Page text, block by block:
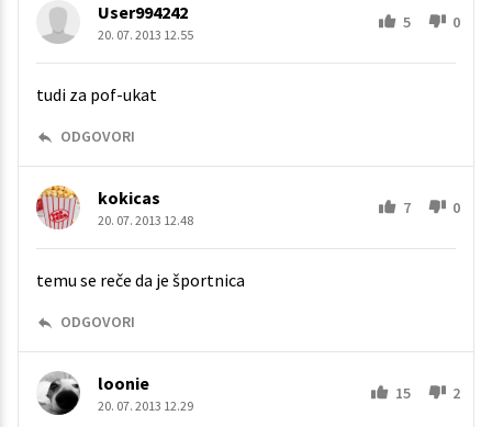
User994242
20. 07. 2013 12.55
5 0
tudi za pof-ukat
ODGOVORI
kokicas
20. 07. 2013 12.48
7 0
temu se reče da je športnica
ODGOVORI
loonie
20. 07. 2013 12.29
15 2